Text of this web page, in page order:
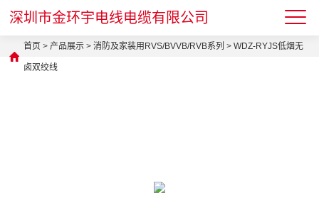
深圳市金环宇电线电缆有限公司
首页 >产品展示 >消防及家装用RVS/BVVB/RVB系列 >WDZ-RYJS低烟无
卤双绞线